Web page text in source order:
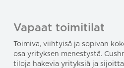
Vapaat toimitilat
Toimiva, viihtyisä ja sopivan
osa yrityksen menestystä.
tiloja hakevia yrityksiä ja